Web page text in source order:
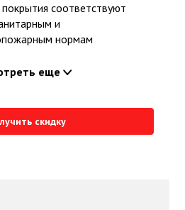
соответствуют
и
нормам
еще
скидку